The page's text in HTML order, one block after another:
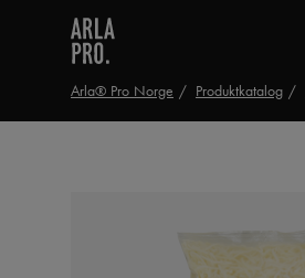
Arla® Pro Norge Produktkatalog